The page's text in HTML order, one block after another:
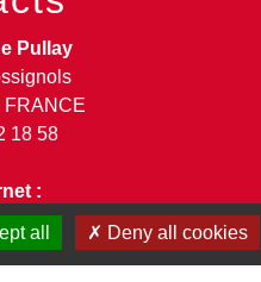
Pullay
FRANCE
18 58
:
all Deny all cookies